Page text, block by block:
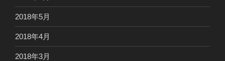
2018年5月
2018年4月
2018年3月